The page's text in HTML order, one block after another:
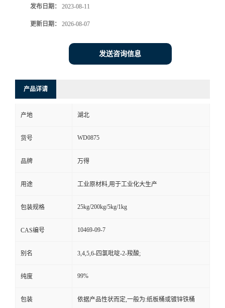
发布日期： 2023-08-11
更新日期： 2026-08-07
发送咨询信息
产品详请
产地 湖北
货号 WD0875
品牌 万得
用途 工业原材料,用于工业化大生产
包装规格 25kg/200kg/5kg/1kg
CAS编号 10469-09-7
别名 3,4,5,6-四氯吡啶-2-羧酸;
纯度 99%
包装 依据产品性状而定,一般为:纸板桶或镀锌铁桶